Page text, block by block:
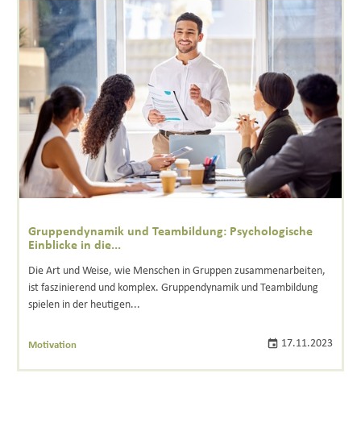
Gruppendynamik und Teambildung: Psychologische
Einblicke in die...
Die Art und Weise, wie Menschen in Gruppen zusammenarbeiten,
ist faszinierend und komplex. Gruppendynamik und Teambildung
spielen in der heutigen...
Motivation 17.11.2023